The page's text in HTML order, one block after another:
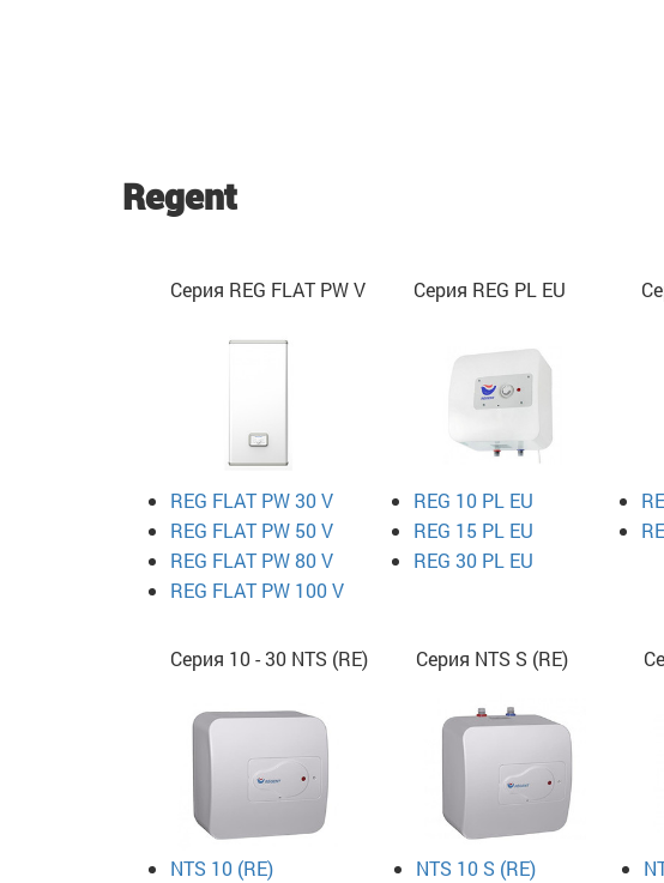
Regent
Серия REG FLAT PW V
REG FLAT PW 30 V
REG FLAT PW 50 V
REG FLAT PW 80 V
REG FLAT PW 100 V
Серия REG PL EU
REG 10 PL EU
REG 15 PL EU
REG 30 PL EU
Серия 10 - 30 NTS (RE)
NTS 10 (RE)
Серия NTS S (RE)
NTS 10 S (RE)